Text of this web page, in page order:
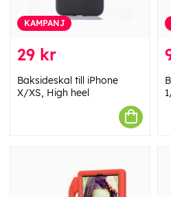
KAMPANJ
29 kr
Baksideskal till iPhone
X/XS, High heel